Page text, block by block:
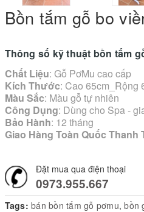
Bồn tắm gỗ bo
Thông số kỹ thuật bồn tắm
Chất Liệu: Gỗ PơMu cao cấp
Kích Thước: Cao 65cm_Rộng
Màu Sắc: Màu gỗ tự nhiên
Công Dụng: Dùng cho Spa -
Bảo Hành: 12 tháng
Giao Hàng Toàn Quốc Thanh
Đặt mua qua điện thoại
0973.955.667
Tags: bán bồn tắm gỗ pơmu,bồn